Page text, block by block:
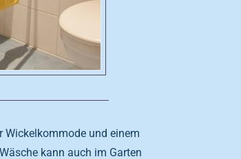
Wickelkommode und einem
kann auch im Garten